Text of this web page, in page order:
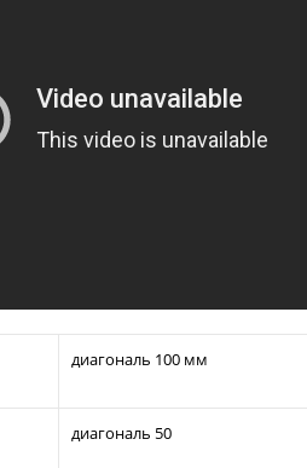
диагональ 100 мм
диагональ 50